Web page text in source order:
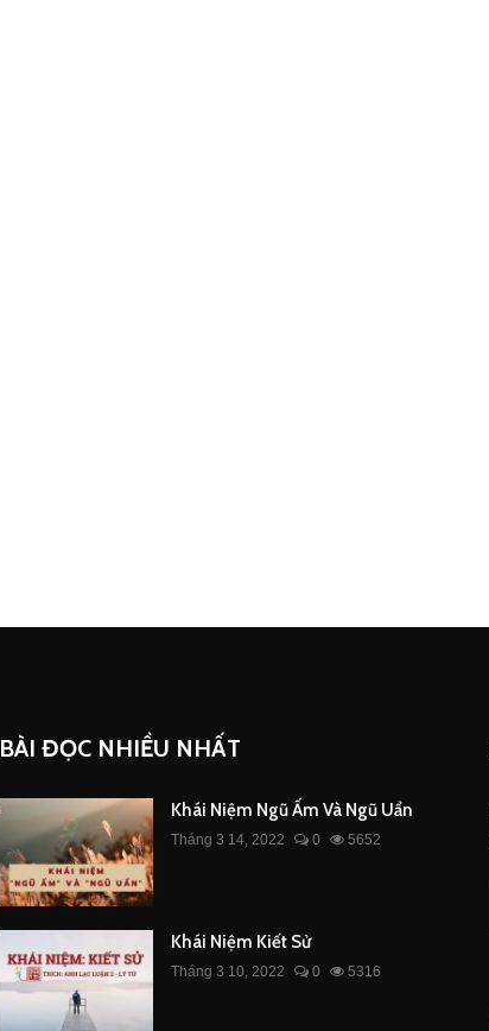
BÀI ĐỌC NHIỀU NHẤT
Khái Niệm Ngũ Ấm Và Ngũ Uẩn
Tháng 3 14, 2022 0 5652
Khái Niệm Kiết Sử
Tháng 3 10, 2022 0 5316